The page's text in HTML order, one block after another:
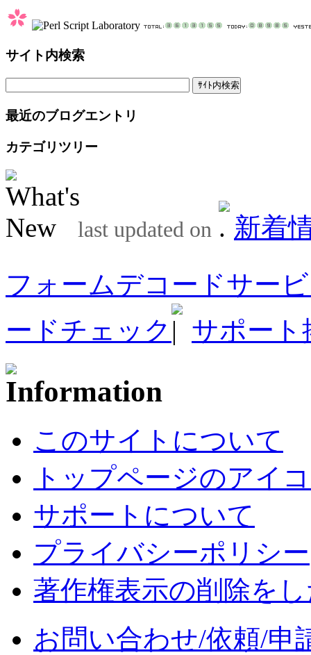
サイト内検索
最近のブログエントリ
カテゴリツリー
last updated on
新着
フォームデコードサー
ードチェック
サポート
このサイトについて
トップページのアイ
サポートについて
プライバシーポリシー
著作権表示の削除を
お問い合わせ/依頼/申